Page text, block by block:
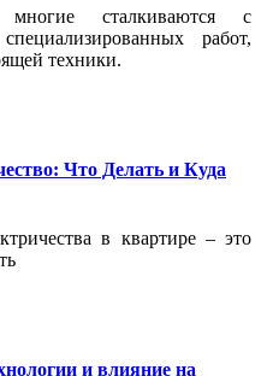
сталкиваются с
работ,
техники.
Что Делать и Куда
в квартире – это
и влияние на